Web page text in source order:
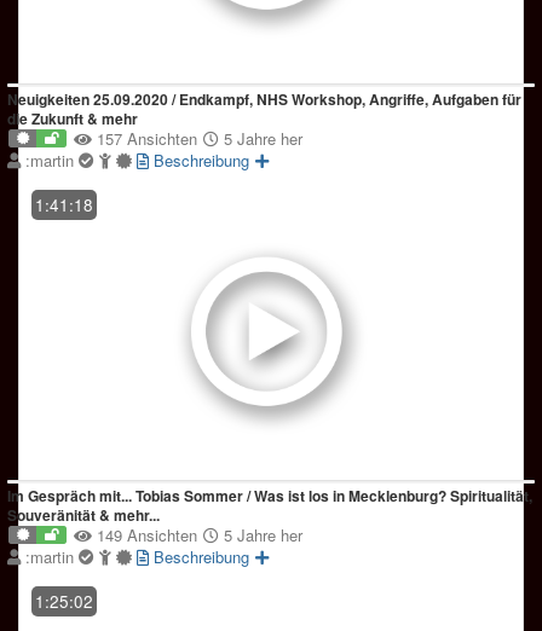
Neuigkeiten 25.09.2020 / Endkampf, NHS Workshop, Angriffe, Aufgaben für
die Zukunft & mehr
157 Ansichten
5 Jahre her
:martin
Beschreibung
1:41:18
Im Gespräch mit... Tobias Sommer / Was ist los in Mecklenburg? Spiritualität,
Souveränität & mehr...
149 Ansichten
5 Jahre her
:martin
Beschreibung
1:25:02